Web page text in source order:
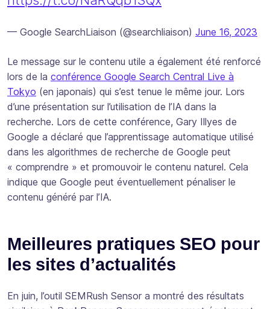
— Google SearchLiaison (@searchliaison) June 16, 2023
Le message sur le contenu utile a également été renforcé
lors de la conférence Google Search Central Live à
Tokyo (en japonais) qui s’est tenue le même jour. Lors
d’une présentation sur l’utilisation de l’IA dans la
recherche. Lors de cette conférence, Gary Illyes de
Google a déclaré que l’apprentissage automatique utilisé
dans les algorithmes de recherche de Google peut
« comprendre » et promouvoir le contenu naturel. Cela
indique que Google peut éventuellement pénaliser le
contenu généré par l’IA.
Meilleures pratiques SEO pour
les sites d’actualités
En juin, l’outil SEMRush Sensor a montré des résultats